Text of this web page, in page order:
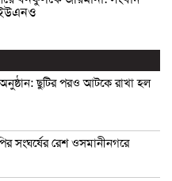
অনুষ্ঠান: ছুটির পরও আটকে রাখা হল
সংঘর্ষের রেশ ওসমানীনগরে